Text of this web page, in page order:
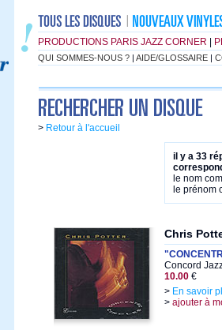
PRODUCTIONS PARIS JAZZ CORNER
QUI SOMMES-NOUS ? | AIDE/GLOSSAIRE |
> Retour à l'accueil
il y a 33
le nom
le prénom
Chris
Concord
10.00 €
> En savoir
> ajouter à